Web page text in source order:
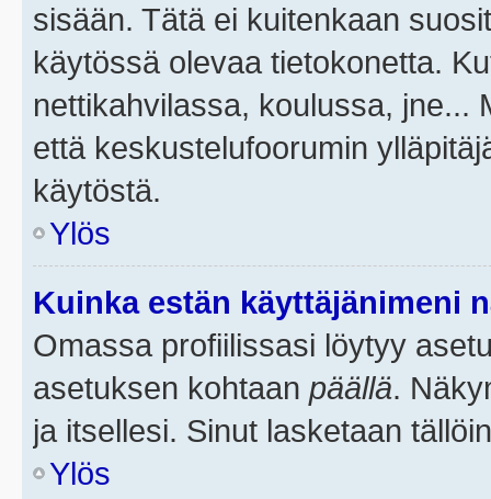
sisään. Tätä ei kuitenkaan
käytössä olevaa tietokonetta.
nettikahvilassa, koulussa, jne...
että keskustelufoorumin
käytöstä.
Ylös
Kuinka estän käyttäjänimeni
Omassa profiilissasi löytyy
asetuksen kohtaan päällä.
ja itsellesi. Sinut lasketaan
Ylös